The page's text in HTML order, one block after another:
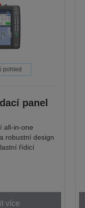
pohled
panel
all-in-one
robustní design
řídicí
více